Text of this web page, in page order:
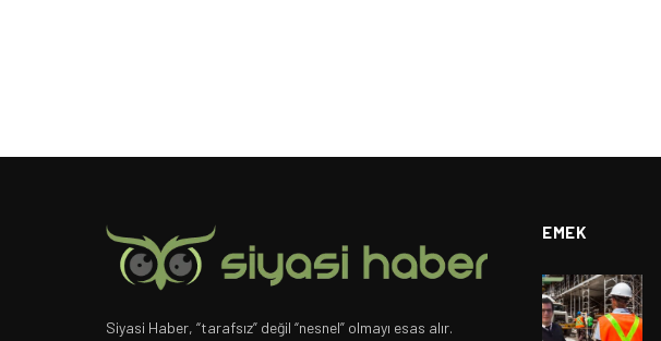
Siyasi Haber, “tarafsız” değil “nesnel” olmayı esas alır.
EMEK